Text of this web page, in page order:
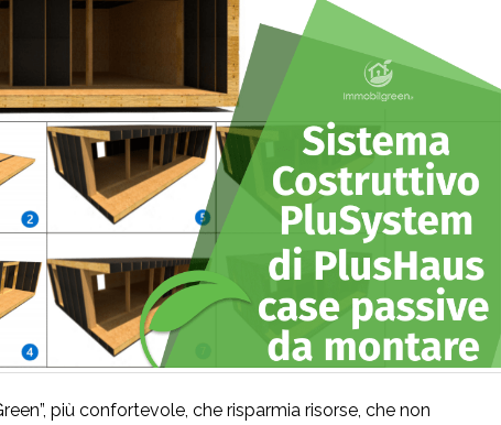
più confortevole, che risparmia risorse, che non